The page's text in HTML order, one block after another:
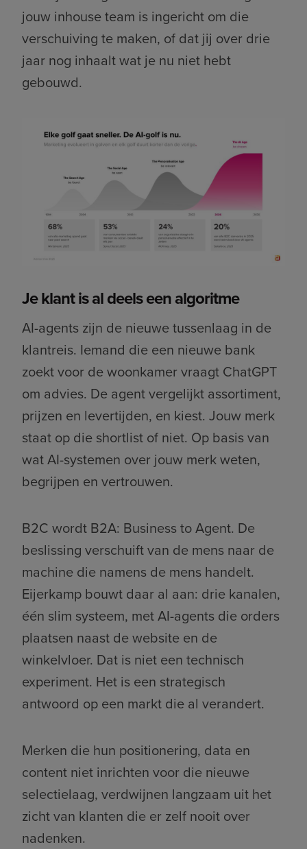
jouw inhouse team is ingericht om die
verschuiving te maken, of dat jij over drie
jaar nog inhaalt wat je nu niet hebt
gebouwd.
Je klant is al deels een algoritme
AI-agents zijn de nieuwe tussenlaag in de
klantreis. Iemand die een nieuwe bank
zoekt voor de woonkamer vraagt ChatGPT
om advies. De agent vergelijkt assortiment,
prijzen en levertijden, en kiest. Jouw merk
staat op die shortlist of niet. Op basis van
wat AI-systemen over jouw merk weten,
begrijpen en vertrouwen.
B2C wordt B2A: Business to Agent. De
beslissing verschuift van de mens naar de
machine die namens de mens handelt.
Eijerkamp bouwt daar al aan: drie kanalen,
één slim systeem, met AI-agents die orders
plaatsen naast de website en de
winkelvloer. Dat is niet een technisch
experiment. Het is een strategisch
antwoord op een markt die al verandert.
Merken die hun positionering, data en
content niet inrichten voor die nieuwe
selectielaag, verdwijnen langzaam uit het
zicht van klanten die er zelf nooit over
nadenken.